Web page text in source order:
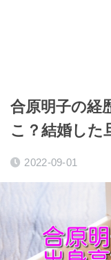
合原明子の経
こ？結婚した
2022-09-01